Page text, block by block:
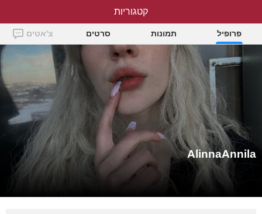
AlinnaAnnila
פרופיל תמונות סרטים צ'אטים
AlinnaAnnila
קטגוריות